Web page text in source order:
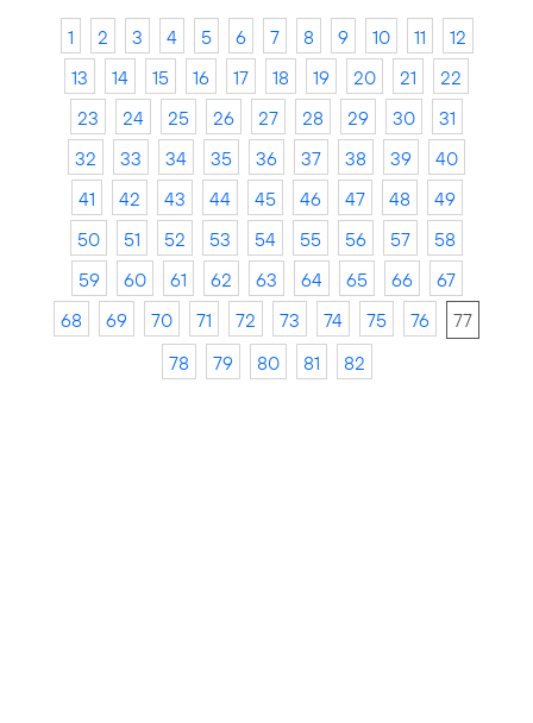
1 2 3 4 5 6 7 8 9 10 11
12
13
14 15 16 17 18 19 20 21
22
23
24 25 26 27 28 29 30
31
32
33 34 35 36 37 38 39
40
41
42 43 44 45 46 47 48
49
50
51 52 53 54 55 56 57
58
59
60 61 62 63 64 65 66
67
68
69 70 71 72 73 74 75 76
77
78
79 80 81 82